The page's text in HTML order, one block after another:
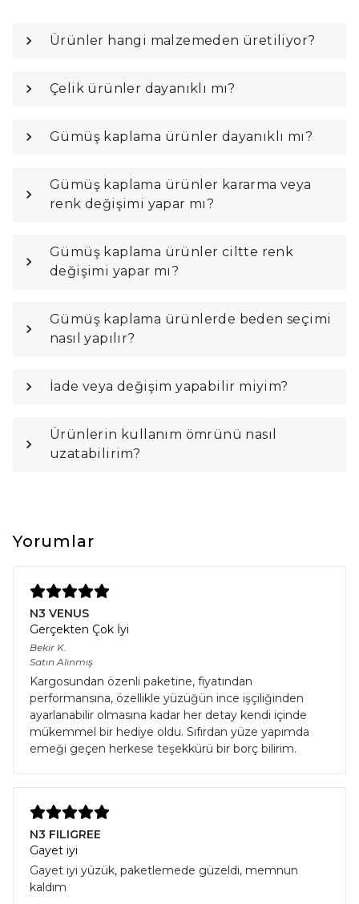
Ürünler hangi malzemeden üretiliyor?
Çelik ürünler dayanıklı mı?
Gümüş kaplama ürünler dayanıklı mı?
Gümüş kaplama ürünler kararma veya
renk değişimi yapar mı?
Gümüş kaplama ürünler ciltte renk
değişimi yapar mı?
Gümüş kaplama ürünlerde beden seçimi
nasıl yapılır?
İade veya değişim yapabilir miyim?
Ürünlerin kullanım ömrünü nasıl
uzatabilirim?
Yorumlar
N3 VENUS
Gerçekten Çok İyi
Bekir K.
Satın Alınmış
Kargosundan özenli paketine, fiyatından
performansına, özellikle yüzüğün ince işçiliğinden
ayarlanabilir olmasına kadar her detay kendi içinde
mükemmel bir hediye oldu. Sıfırdan yüze yapımda
emeği geçen herkese teşekkürü bir borç bilirim.
N3 FILIGREE
Gayet iyi
Gayet iyi yüzük, paketlemede güzeldi, memnun
kaldım